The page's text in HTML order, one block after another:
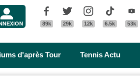
Facebook
89k
Twitter
29k
Instagram
12k
Tik Tok
6.5k 53k
d'après Tour Tennis Actu